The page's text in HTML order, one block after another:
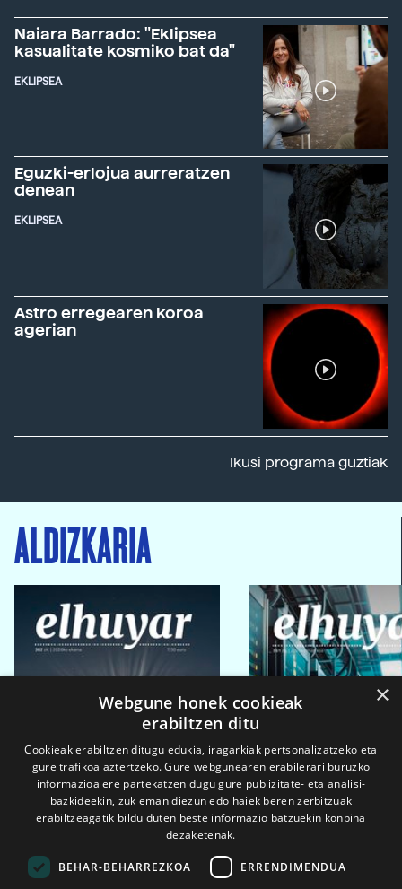
Naiara Barrado: "Eklipsea
kasualitate kosmiko bat da"
EKLIPSEA
Eguzki-erlojua aurreratzen
denean
EKLIPSEA
Astro erregearen koroa
agerian
Ikusi programa guztiak
ALDIZKARIA
×
Webgune honek cookieak
erabiltzen ditu
Cookieak erabiltzen ditugu edukia, iragarkiak pertsonalizatzeko eta
gure trafikoa aztertzeko. Gure webgunearen erabilerari buruzko
informazioa ere partekatzen dugu gure publizitate- eta analisi-
bazkideekin, zuk eman diezun edo haiek beren zerbitzuak
erabiltzeagatik bildu duten beste informazio batzuekin konbina
dezaketenak.
BEHAR-BEHARREZKOA ERRENDIMENDUA